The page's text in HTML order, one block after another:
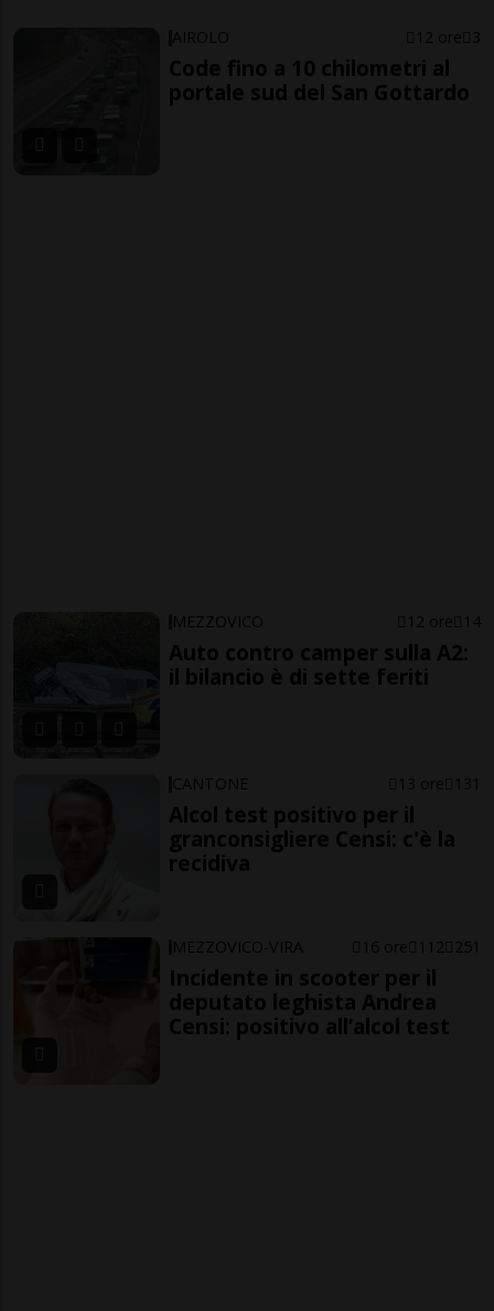
AIROLO 12 ore 3
Code fino a 10 chilometri al
portale sud del San Gottardo
MEZZOVICO 12 ore 14
Auto contro camper sulla A2:
il bilancio è di sette feriti
CANTONE 13 ore 131
Alcol test positivo per il
granconsigliere Censi: c'è la
recidiva
MEZZOVICO-VIRA 16 ore 112 251
Incidente in scooter per il
deputato leghista Andrea
Censi: positivo all’alcol test